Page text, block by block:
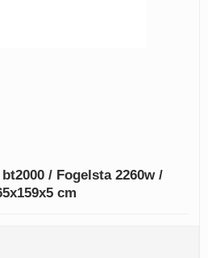
/ Fogelsta 2260w /
cm